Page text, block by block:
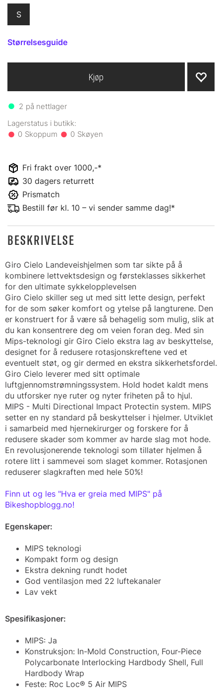
S
Størrelsesguide
2 på nettlager
0 0
Kjøp
Fri frakt over 1000,-*
30 dagers returrett
Prismatch
Bestill før kl. 10 – vi sender samme dag!*
BESKRIVELSE
Giro Cielo Landeveishjelmen som tar sikte på å
kombinere lettvektsdesign og førsteklasses sikkerhet
for den ultimate sykkelopplevelsen
Giro Cielo skiller seg ut med sitt lette design, perfekt
for de som søker komfort og ytelse på langturene. Den
er konstruert for å være så behagelig som mulig, slik at
du kan konsentrere deg om veien foran deg. Med sin
Mips-teknologi gir Giro Cielo ekstra lag av beskyttelse,
designet for å redusere rotasjonskreftene ved et
eventuelt støt, og gir dermed en ekstra sikkerhetsfordel.
Giro Cielo leverer med sitt optimale
luftgjennomstrømningssystem. Hold hodet kaldt mens
du utforsker nye ruter og nyter friheten på to hjul.
MIPS - Multi Directional Impact Protectin system. MIPS
setter en ny standard på beskyttelser i hjelmer. Utviklet
i samarbeid med hjernekirurger og forskere for å
redusere skader som kommer av harde slag mot hode.
En revolusjonerende teknologi som tillater hjelmen å
rotere litt i sammevei som slaget kommer. Rotasjonen
reduserer slagkraften med hele 50%!
Finn ut og les "Hva er greia med MIPS" på
Bikeshopblogg.no!
Egenskaper:
MIPS teknologi
Kompakt form og design
Ekstra dekning rundt hodet
God ventilasjon med 22 luftekanaler
Lav vekt
Spesifikasjoner:
MIPS: Ja
Konstruksjon: In-Mold Construction, Four-Piece
Polycarbonate Interlocking Hardbody Shell, Full
Hardbody Wrap
Feste: Roc Loc® 5 Air MIPS